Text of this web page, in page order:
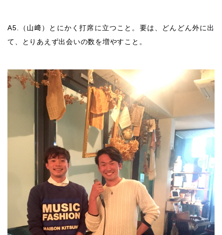
A5.（山﨑）とにかく打席に立つこと。要は、どんどん外に出
て、とりあえず出会いの数を増やすこと。